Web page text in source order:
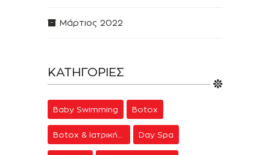
Μάρτιος 2022
ΚΑΤΗΓΟΡΊΕΣ
Baby Swimming Botox
Day Spa